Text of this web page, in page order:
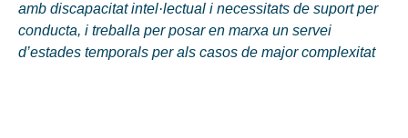
amb discapacitat intel·lectual i necessitats de suport per
conducta, i treballa per posar en marxa un servei
d’estades temporals per als casos de major complexitat